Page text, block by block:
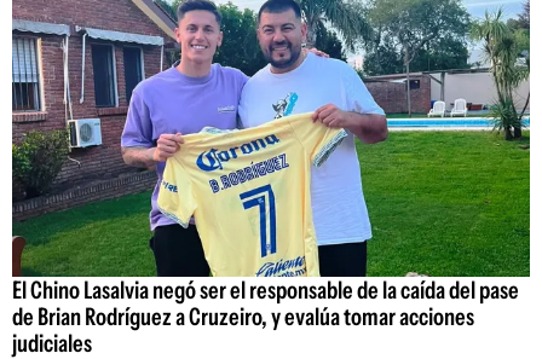
El Chino Lasalvia negó ser el responsable de la caída del pase
de Brian Rodríguez a Cruzeiro, y evalúa tomar acciones
judiciales